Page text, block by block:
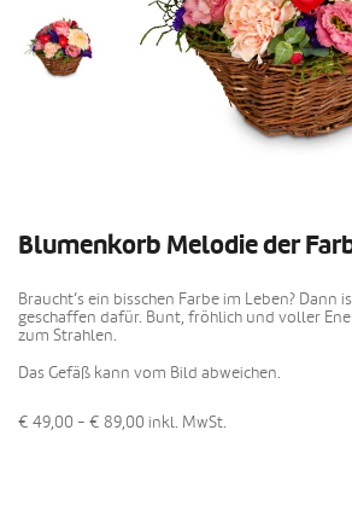
Blumenkorb Melodie der
Braucht‘s ein bisschen Farbe im Leben? Dann
geschaffen dafür. Bunt, fröhlich und voller
zum Strahlen.
Das Gefäß kann vom Bild abweichen.
€ 49,00 - € 89,00 inkl. MwSt.